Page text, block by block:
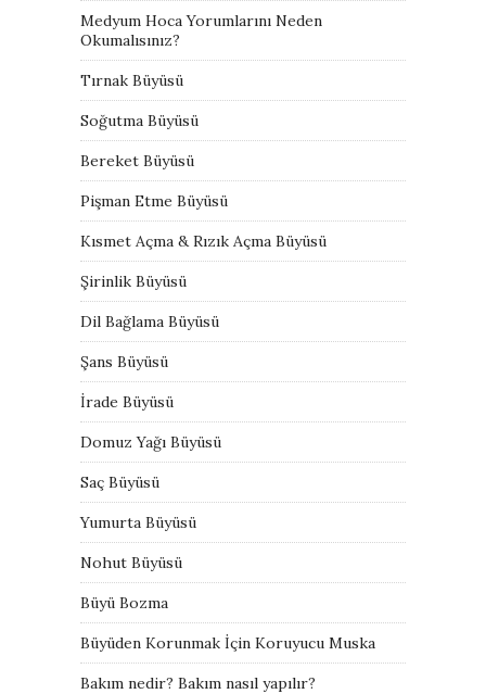
Medyum Hoca Yorumlarını Neden
Okumalısınız?
Tırnak Büyüsü
Soğutma Büyüsü
Bereket Büyüsü
Pişman Etme Büyüsü
Kısmet Açma & Rızık Açma Büyüsü
Şirinlik Büyüsü
Dil Bağlama Büyüsü
Şans Büyüsü
İrade Büyüsü
Domuz Yağı Büyüsü
Saç Büyüsü
Yumurta Büyüsü
Nohut Büyüsü
Büyü Bozma
Büyüden Korunmak İçin Koruyucu Muska
Bakım nedir? Bakım nasıl yapılır?